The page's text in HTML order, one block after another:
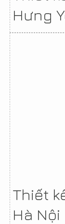
Hưng
Thiết
Hà Nội